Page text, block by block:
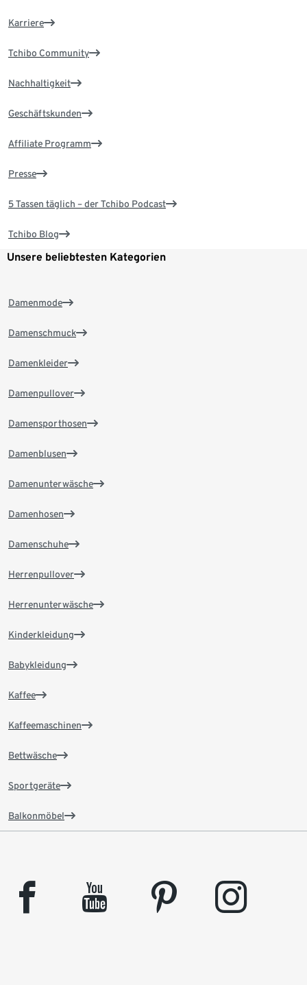
Karriere
Tchibo Community
Nachhaltigkeit
Geschäftskunden
Affiliate Programm
Presse
5 Tassen täglich – der Tchibo Podcast
Tchibo Blog
Unsere beliebtesten Kategorien
Damenmode
Damenschmuck
Damenkleider
Damenpullover
Damensporthosen
Damenblusen
Damenunterwäsche
Damenhosen
Damenschuhe
Herrenpullover
Herrenunterwäsche
Kinderkleidung
Babykleidung
Kaffee
Kaffeemaschinen
Bettwäsche
Sportgeräte
Balkonmöbel
facebook youtube pinterest instagram